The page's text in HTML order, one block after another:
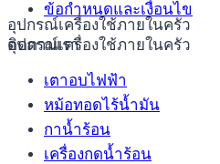
อุปกรณ์เครื่องใช้ภายในครัว
อุปกรณ์เครื่องใช้ภายในครัว
เตาอบไฟฟ้า
หม้อทอดไร้น้ำมัน
กาน้ำร้อน
เครื่องกดน้ำร้อน
ข้อกำหนดและเงื่อนไข
ติดตามเรา